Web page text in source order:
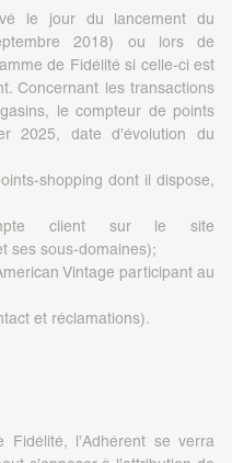
le jour du lancement du
2018) ou lors de
de Fidélité si celle-ci est
Concernant les transactions
le compteur de points
2025, date d’évolution du
shopping dont il dispose,
client sur le site
ses sous-domaines);
Vintage participant au
et réclamations).
l’Adhérent se verra